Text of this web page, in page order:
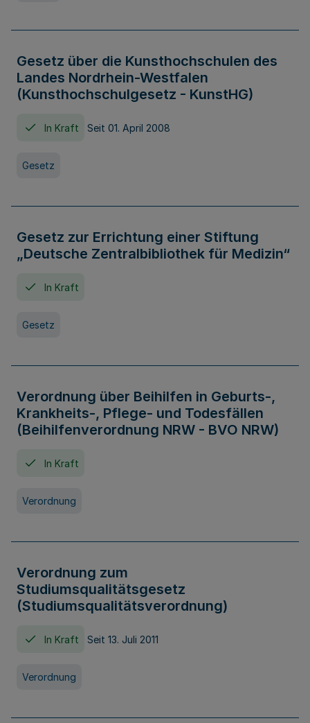
Gesetz über die Kunsthochschulen des
Landes Nordrhein-Westfalen
(Kunsthochschulgesetz - KunstHG)
In Kraft Seit 01. April 2008
Gesetz
Gesetz zur Errichtung einer Stiftung
„Deutsche Zentralbibliothek für Medizin“
In Kraft
Gesetz
Verordnung über Beihilfen in Geburts-,
Krankheits-, Pflege- und Todesfällen
(Beihilfenverordnung NRW - BVO NRW)
In Kraft
Verordnung
Verordnung zum
Studiumsqualitätsgesetz
(Studiumsqualitätsverordnung)
In Kraft Seit 13. Juli 2011
Verordnung